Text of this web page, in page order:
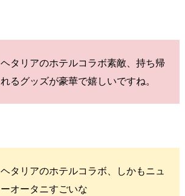
ヘタリアのホテルコラボ素敵、持ち帰
れるグッズが豪華で嬉しいですね。
ヘタリアのホテルコラボ、しかもニュ
ーオータニすごいな